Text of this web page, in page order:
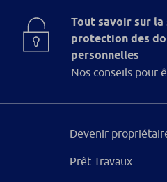
Tout savoir sur la
protection des
personnelles
Nos conseils pour
Devenir
Prêt Travaux